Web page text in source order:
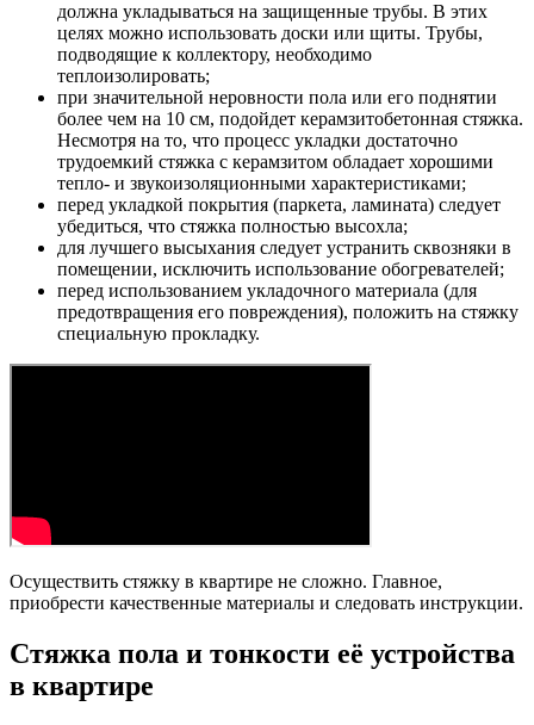
должна укладываться на защищенные трубы. В этих
целях можно использовать доски или щиты. Трубы,
подводящие к коллектору, необходимо
теплоизолировать;
при значительной неровности пола или его поднятии
более чем на 10 см, подойдет керамзитобетонная стяжка.
Несмотря на то, что процесс укладки достаточно
трудоемкий стяжка с керамзитом обладает хорошими
тепло- и звукоизоляционными характеристиками;
перед укладкой покрытия (паркета, ламината) следует
убедиться, что стяжка полностью высохла;
для лучшего высыхания следует устранить сквозняки в
помещении, исключить использование обогревателей;
перед использованием укладочного материала (для
предотвращения его повреждения), положить на стяжку
специальную прокладку.
Осуществить стяжку в квартире не сложно. Главное,
приобрести качественные материалы и следовать инструкции.
Стяжка пола и тонкости её устройства
в квартире